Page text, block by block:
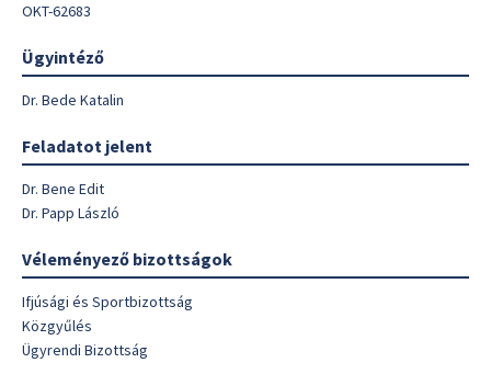
OKT-62683
Ügyintéző
Dr. Bede Katalin
Feladatot jelent
Dr. Bene Edit
Dr. Papp László
Véleményező bizottságok
Ifjúsági és Sportbizottság
Közgyűlés
Ügyrendi Bizottság